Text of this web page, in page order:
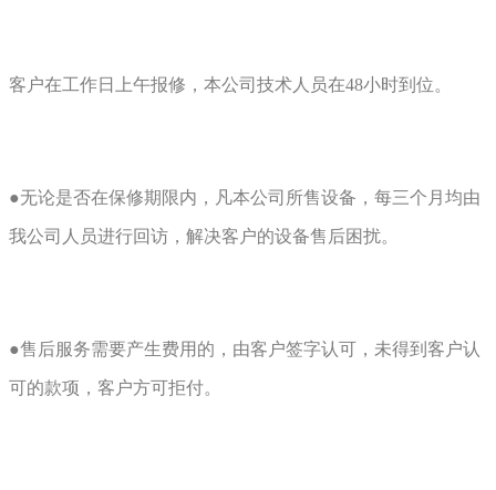
客户在工作日上午报修，本公司技术人员在48小时到位。
●无论是否在保修期限内，凡本公司所售设备，每三个月均由
我公司人员进行回访，解决客户的设备售后困扰。
●售后服务需要产生费用的，由客户签字认可，未得到客户认
可的款项，客户方可拒付。